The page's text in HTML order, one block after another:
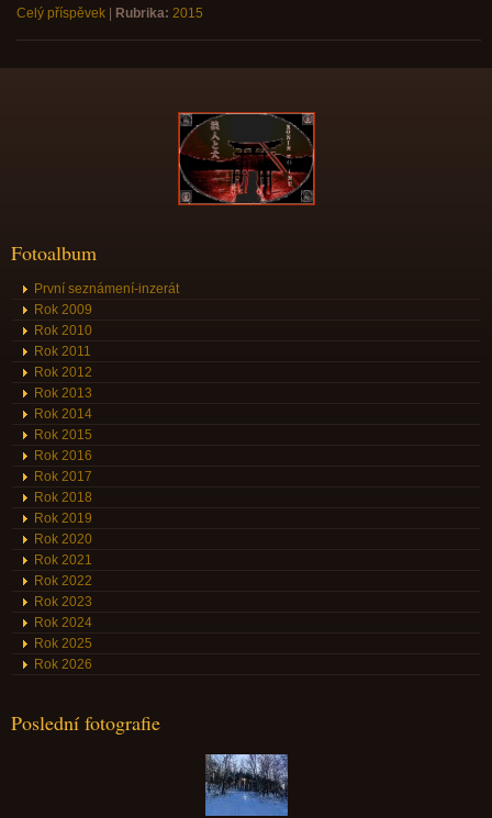
Celý příspěvek Rubrika: 2015
Fotoalbum
První seznámení-inzerát
Rok 2009
Rok 2010
Rok 2011
Rok 2012
Rok 2013
Rok 2014
Rok 2015
Rok 2016
Rok 2017
Rok 2018
Rok 2019
Rok 2020
Rok 2021
Rok 2022
Rok 2023
Rok 2024
Rok 2025
Rok 2026
Poslední fotografie